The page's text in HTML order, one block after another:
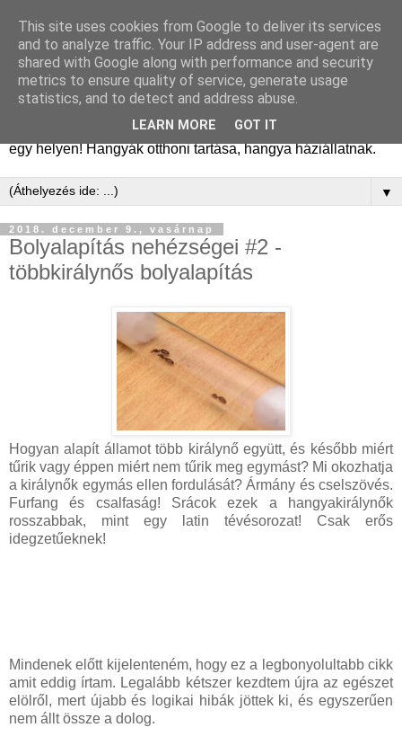
Hangyafarm
Hangyatartás gyakorlati tapasztalatok, hangyafarm
alapítástól a kifejlett kolóniákig. Tanácsok, megfigyelések,
kolóniatörténetek, fajismertetők. A hangyászásról minden
egy helyen! Hangyák otthoni tartása, hangya háziállatnak.
▼
2018. december 9., vasárnap
Bolyalapítás nehézségei #2 -
többkirálynős bolyalapítás
Hogyan alapít államot több királynő együtt, és később miért
tűrik vagy éppen miért nem tűrik meg egymást? Mi okozhatja
a királynők egymás ellen fordulását? Ármány és cselszövés.
Furfang és csalfaság! Srácok ezek a hangyakirálynők
rosszabbak, mint egy latin tévésorozat! Csak erős
idegzetűeknek!
Mindenek előtt kijelenteném, hogy ez a legbonyolultabb cikk
amit eddig írtam. Legalább kétszer kezdtem újra az egészet
elölről, mert újabb és logikai hibák jöttek ki, és egyszerűen
nem állt össze a dolog.
This site uses cookies from Google to deliver its services
and to analyze traffic. Your IP address and user-agent are
shared with Google along with performance and security
metrics to ensure quality of service, generate usage
statistics, and to detect and address abuse.
LEARN MORE GOT IT